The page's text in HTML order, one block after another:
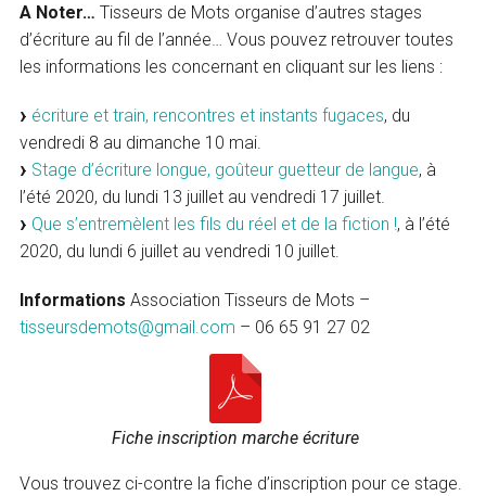
A Noter… Tisseurs de Mots organise d’autres stages
d’écriture au fil de l’année… Vous pouvez retrouver toutes
les informations les concernant en cliquant sur les liens :
écriture et train, rencontres et instants fugaces, du
vendredi 8 au dimanche 10 mai.
Stage d’écriture longue, goûteur guetteur de langue, à
l’été 2020, du lundi 13 juillet au vendredi 17 juillet.
Que s’entremèlent les fils du réel et de la fiction !, à l’été
2020, du lundi 6 juillet au vendredi 10 juillet.
Informations Association Tisseurs de Mots –
tisseursdemots@gmail.com – 06 65 91 27 02
Fiche inscription marche écriture
Vous trouvez ci-contre la fiche d’inscription pour ce stage.